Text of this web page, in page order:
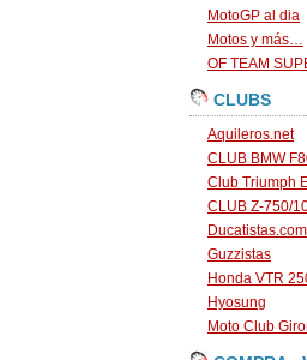
MotoGP al dia
Motos y más…
OF TEAM
CLUBS
Aquileros.net
CLUB BMW
Club Triumph
CLUB Z-750/
Ducatistas.com
Guzzistas
Honda VTR
Hyosung
Moto Club